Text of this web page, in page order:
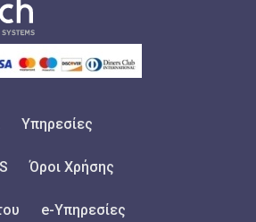
Υπηρεσίες
Όροι Χρήσης
e-Υπηρεσίες